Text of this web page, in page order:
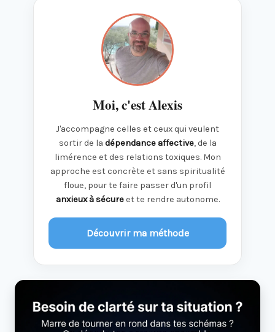
Moi, c'est Alexis
J'accompagne celles et ceux qui veulent
sortir de la dépendance affective, de la
limérence et des relations toxiques. Mon
approche est concrète et sans spiritualité
floue, pour te faire passer d'un profil
anxieux à sécureet te rendre autonome.
Découvrir ma méthode